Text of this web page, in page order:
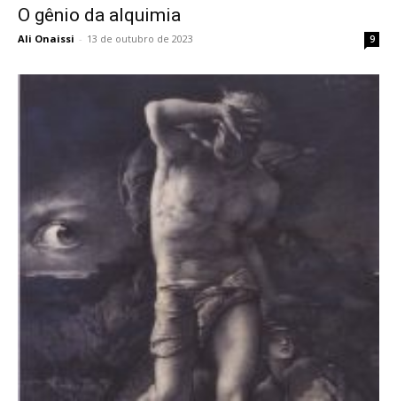
O gênio da alquimia
Ali Onaissi - 13 de outubro de 2023 9